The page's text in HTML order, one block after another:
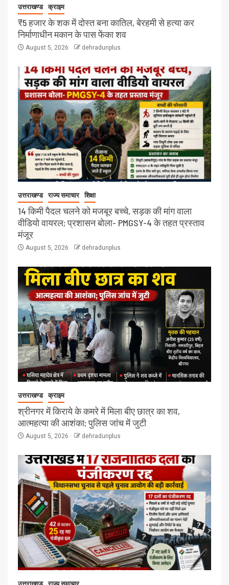
उत्तराखण्ड क्राइम
₹5 हजार के शक में दोस्त बना कातिल, बेरहमी से हत्या कर
निर्माणाधीन मकान के पास फेंका शव
August 5, 2026 dehradunplus
उत्तराखण्ड राज्य समाचार शिक्षा
14 किमी पैदल चलने को मजबूर बच्चे, सड़क की मांग वाला
वीडियो वायरल; प्रशासन बोला- PMGSY-4 के तहत प्रस्ताव
मंजूर
August 5, 2026 dehradunplus
उत्तराखण्ड क्राइम
श्रीनगर में किराये के कमरे में मिला बीए छात्र का शव,
आत्महत्या की आशंका; पुलिस जांच में जुटी
August 5, 2026 dehradunplus